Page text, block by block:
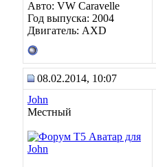
Авто: VW Caravelle
Год выпуска: 2004
Двигатель: AXD
08.02.2014, 10:07
John
Местный